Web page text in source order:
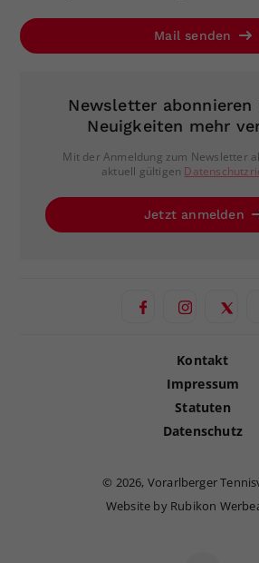
Mail senden
Newsletter abonnieren
Neuigkeiten mehr
Mit der Anmeldung zum Newsletter
aktuell gültigen
Jetzt anmelden
Kontakt
Impressum
Statuten
Datenschutz
© 2026, Vorarlberger
Website by Rubikon